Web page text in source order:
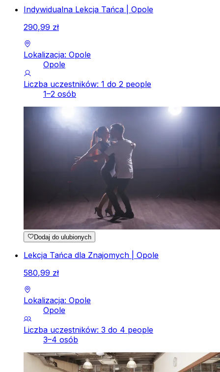
Indywidualna Lekcja Tańca | Opole
290,99 zł
Lokalizacja: Opole
Opole
Liczba uczestników: 1 do 2 people
1–2 osób
Dodaj do ulubionych
Lekcja Tańca dla Znajomych | Opole
580,99 zł
Lokalizacja: Opole
Opole
Liczba uczestników: 3 do 4 people
3–4 osób